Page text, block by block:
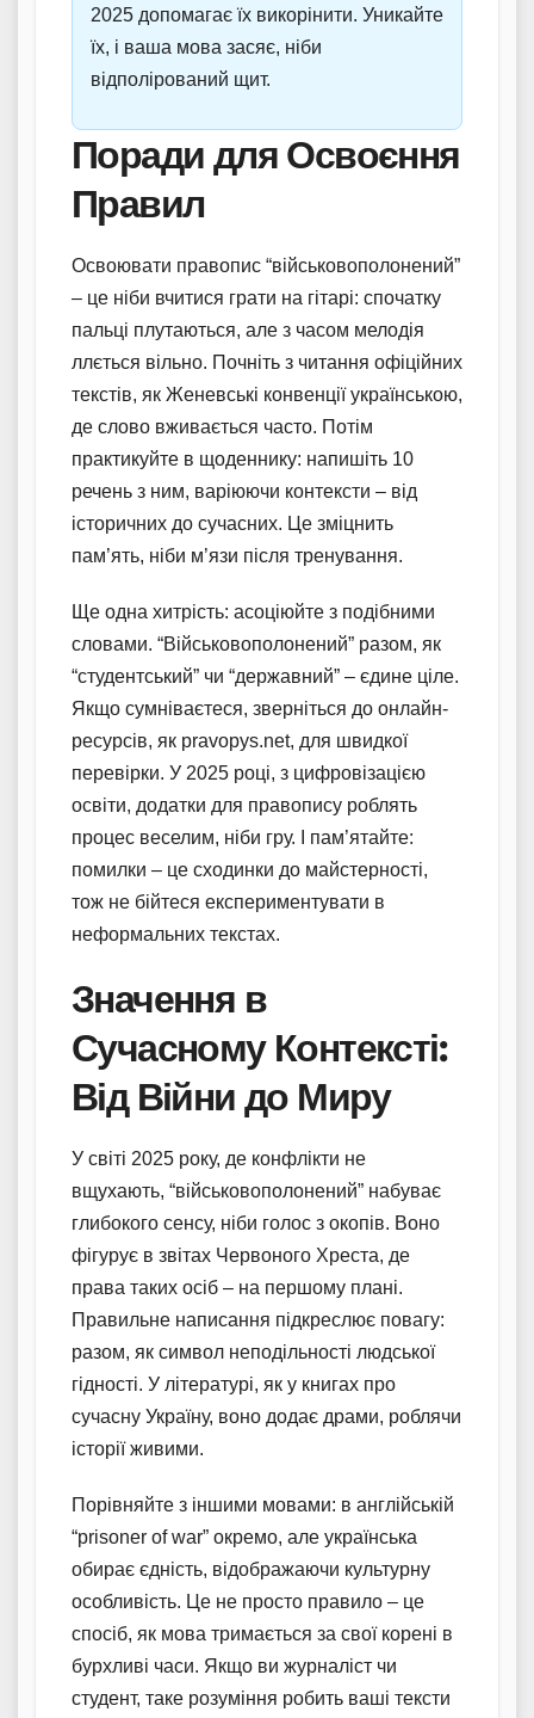
2025 допомагає їх викорінити. Уникайте
їх, і ваша мова засяє, ніби
відполірований щит.
Поради для Освоєння
Правил
Освоювати правопис “військовополонений”
– це ніби вчитися грати на гітарі: спочатку
пальці плутаються, але з часом мелодія
ллється вільно. Почніть з читання офіційних
текстів, як Женевські конвенції українською,
де слово вживається часто. Потім
практикуйте в щоденнику: напишіть 10
речень з ним, варіюючи контексти – від
історичних до сучасних. Це зміцнить
пам’ять, ніби м’язи після тренування.
Ще одна хитрість: асоціюйте з подібними
словами. “Військовополонений” разом, як
“студентський” чи “державний” – єдине ціле.
Якщо сумніваєтеся, зверніться до онлайн-
ресурсів, як pravopys.net, для швидкої
перевірки. У 2025 році, з цифровізацією
освіти, додатки для правопису роблять
процес веселим, ніби гру. І пам’ятайте:
помилки – це сходинки до майстерності,
тож не бійтеся експериментувати в
неформальних текстах.
Значення в
Сучасному Контексті:
Від Війни до Миру
У світі 2025 року, де конфлікти не
вщухають, “військовополонений” набуває
глибокого сенсу, ніби голос з окопів. Воно
фігурує в звітах Червоного Хреста, де
права таких осіб – на першому плані.
Правильне написання підкреслює повагу:
разом, як символ неподільності людської
гідності. У літературі, як у книгах про
сучасну Україну, воно додає драми, роблячи
історії живими.
Порівняйте з іншими мовами: в англійській
“prisoner of war” окремо, але українська
обирає єдність, відображаючи культурну
особливість. Це не просто правило – це
спосіб, як мова тримається за свої корені в
бурхливі часи. Якщо ви журналіст чи
студент, таке розуміння робить ваші тексти